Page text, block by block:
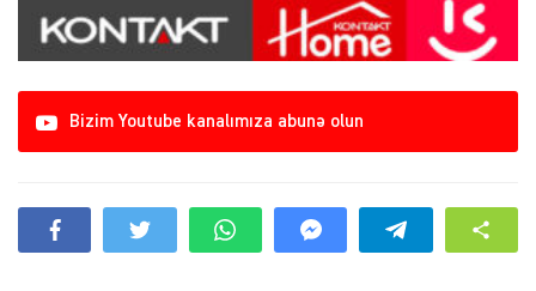
Bizim Youtube kanalımıza abunə olun